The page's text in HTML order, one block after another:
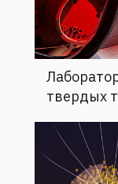
твердых